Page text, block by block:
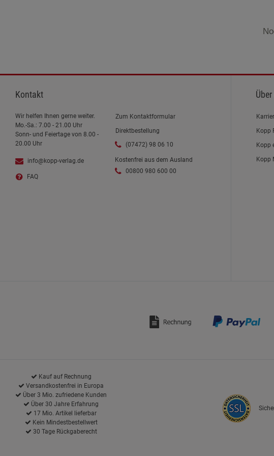
Kontakt
Wir helfen Ihnen gerne weiter.
Mo.-Sa.: 7.00 - 21.00 Uhr
Sonn- und Feiertage von 8.00 -
20.00 Uhr
info@kopp-verlag.de
FAQ
Zum Kontaktformular
Direktbestellung
(07472) 98 06 10
Kostenfrei aus dem Ausland
00800 980 600 00
Kopp
Kopp
Kopp
Kauf auf Rechnung
Versandkostenfrei in Europa
Über 3 Mio. zufriedene Kunden
Über 30 Jahre Erfahrung
17 Mio. Artikel lieferbar
Kein Mindestbestellwert
30 Tage Rückgaberecht